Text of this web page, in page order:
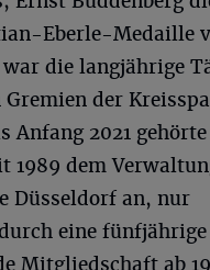
Eberle-Medaille
die langjährige
Gremien der
Anfang 2021
1989 dem
Düsseldorf an, nur
eine fünfjährige
Mitgliedschaft ab